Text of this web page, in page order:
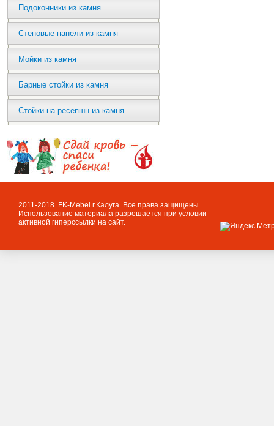
Подоконники из камня
Стеновые панели из камня
Мойки из камня
Барные стойки из камня
Стойки на ресепшн из камня
2011-2018. FK-Mebel г.Калуга. Все права защищены.
Использование материала разрешается при условии
активной гиперссылки на сайт.